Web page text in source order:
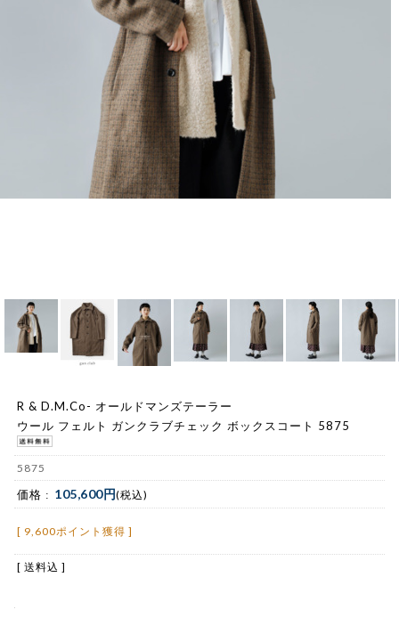
R & D.M.Co- オールドマンズテーラー
ウール フェルト ガンクラブチェック ボックスコート 5875
5875
価格 : 105,600円(税込)
[ 9,600ポイント獲得 ]
[ 送料込 ]